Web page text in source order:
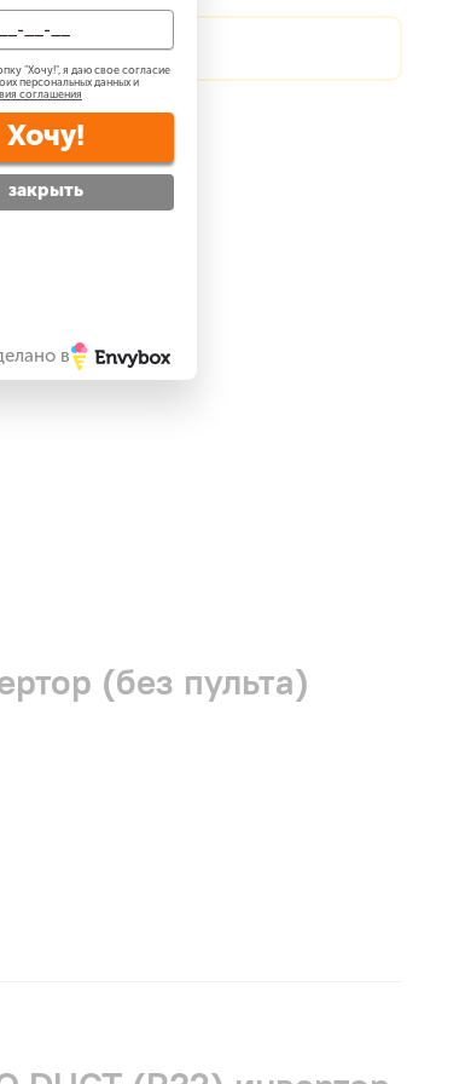
скидку!
?
(без пульта)
"Хочу!", я даю свое согласие
персональных данных и
соглашения
Хочу!
закрыть
в